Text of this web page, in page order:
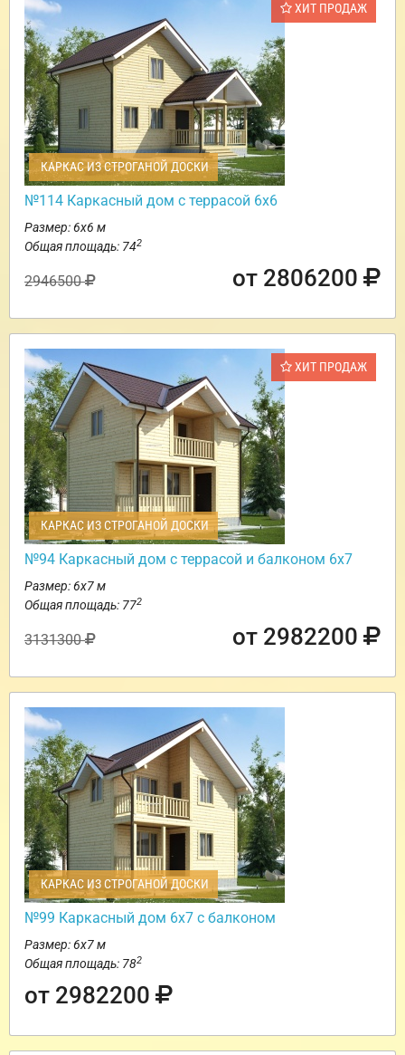
ХИТ ПРОДАЖ
КАРКАС ИЗ СТРОГАНОЙ ДОСКИ
№114 Каркасный дом с террасой 6х6
Размер: 6х6 м
Общая площадь: 742
2946500 от 2806200
ХИТ ПРОДАЖ
КАРКАС ИЗ СТРОГАНОЙ ДОСКИ
№94 Каркасный дом с террасой и балконом 6х7
Размер: 6х7 м
Общая площадь: 772
3131300 от 2982200
КАРКАС ИЗ СТРОГАНОЙ ДОСКИ
№99 Каркасный дом 6х7 с балконом
Размер: 6х7 м
Общая площадь: 782
от 2982200